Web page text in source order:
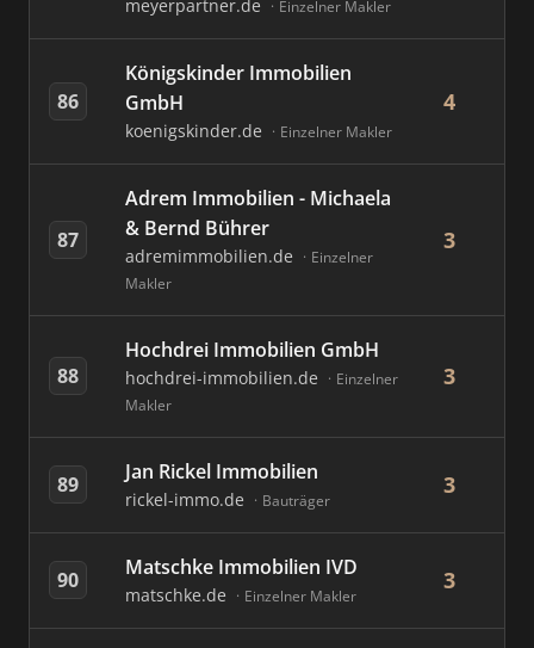
meyerpartner.de Einzelner Makler
86
Königskinder Immobilien
GmbH
koenigskinder.de Einzelner Makler
4
87
Adrem Immobilien - Michaela
& Bernd Bührer
adremimmobilien.de
Einzelner
Makler
3
88
Hochdrei Immobilien GmbH
hochdrei-immobilien.de
Einzelner
Makler
3
89 Jan Rickel Immobilien
rickel-immo.de Bauträger
3
90 Matschke Immobilien IVD
matschke.de Einzelner Makler
3